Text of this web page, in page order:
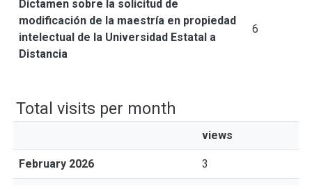
Dictamen sobre la solicitud de
modificación de la maestría en propiedad
intelectual de la Universidad Estatal a
Distancia
6
Total visits per month
views
February 2026 3